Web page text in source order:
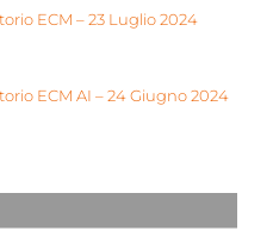
ECM – 23 Luglio 2024
ECM AI – 24 Giugno 2024